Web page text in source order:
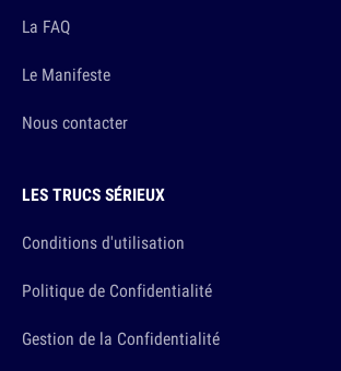
La FAQ
Le Manifeste
Nous contacter
LES TRUCS SÉRIEUX
Conditions d'utilisation
Politique de Confidentialité
Gestion de la Confidentialité